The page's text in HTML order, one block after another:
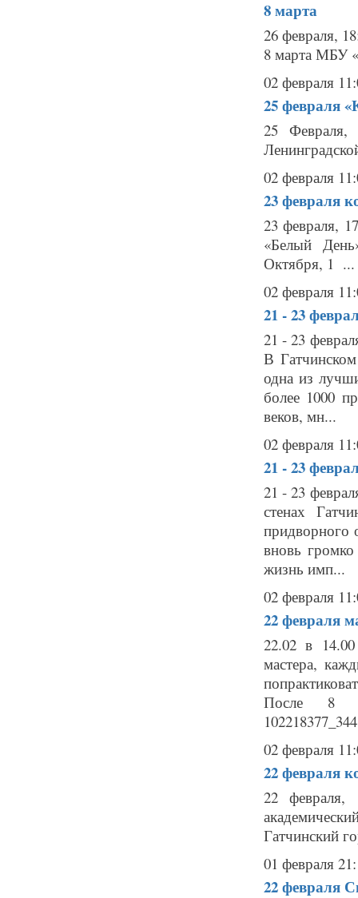
8 марта
26 февраля,
8 марта МБУ
02 февраля
25 февраля
25 Февраля,
02 февраля
23 февраля
23 февраля,
«Белый
Октября, 1 ...
02 февраля
21 - 23
21 - 23
В
одна из
более 1000
веков, мн...
02 февраля
21 - 23
21 - 23
стенах
придворного
вновь
жизнь имп...
02 февраля
22 февраля
22.02 в
мастера,
После 8
02 февраля
22 февраля
22 февраля,
Гатчинский
01 февраля
22 февраля